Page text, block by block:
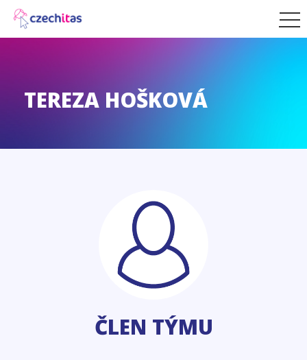
TEREZA HOŠKOVÁ
ČLEN TÝMU